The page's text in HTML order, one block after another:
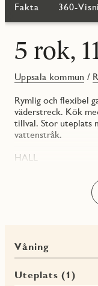
Fakta 360-
5 rok,
Uppsala kommun /
Rymlig och flexibel
väderstreck. Kök
tillval. Stor uteplats
vattenstråk.
HALL
KÖK/
Här finns möjlighet
och vardagsrum – se
Sovrum 4 kan tas
Våning
Uteplats (1)